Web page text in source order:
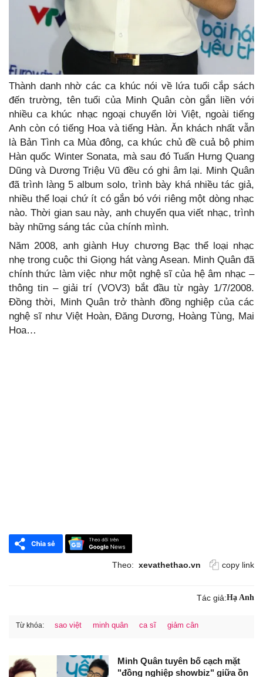
Thành danh nhờ các ca khúc nói về lứa tuổi cắp sách
đến trường, tên tuổi của Minh Quân còn gắn liền với
nhiều ca khúc nhạc ngoại chuyển lời Việt, ngoài tiếng
Anh còn có tiếng Hoa và tiếng Hàn. Ăn khách nhất vẫn
là Bản Tình ca Mùa đông, ca khúc chủ đề cuả bộ phim
Hàn quốc Winter Sonata, mà sau đó Tuấn Hưng Quang
Dũng và Dương Triệu Vũ đều có ghi âm lại. Minh Quân
đã trình làng 5 album solo, trình bày khá nhiều tác giả,
nhiều thể loại chứ ít có gắn bó với riêng một dòng nhạc
nào. Thời gian sau này, anh chuyển qua viết nhạc, trình
bày những sáng tác của chính mình.
Năm 2008, anh giành Huy chương Bạc thể loại nhạc
nhẹ trong cuộc thi Giọng hát vàng Asean. Minh Quân đã
chính thức làm việc như một nghệ sĩ của hệ âm nhạc –
thông tin – giải trí (VOV3) bắt đầu từ ngày 1/7/2008.
Đồng thời, Minh Quân trở thành đồng nghiệp của các
nghệ sĩ như Việt Hoàn, Đăng Dương, Hoàng Tùng, Mai
Hoa…
Theo: xevathethao.vn copy link
Tác giả:Hạ Anh
Từ khóa: sao việt minh quân ca sĩ giảm cân
Minh Quân tuyên bố cạch mặt
"đồng nghiệp showbiz" giữa ồn